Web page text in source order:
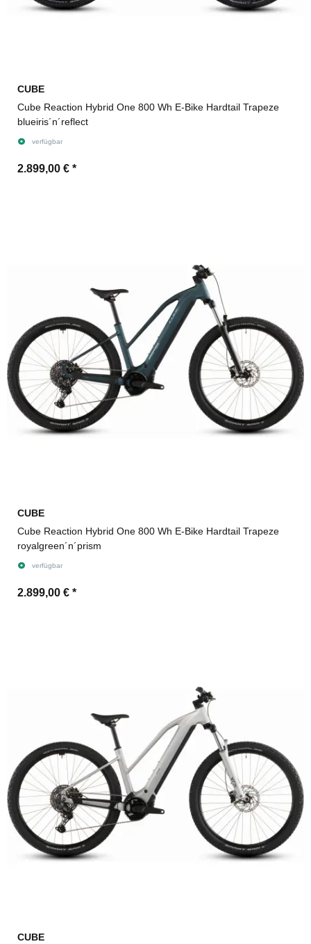
CUBE
Cube Reaction Hybrid One 800 Wh E-Bike Hardtail Trapeze
blueiris´n´reflect
verfügbar
2.899,00 € *
CUBE
Cube Reaction Hybrid One 800 Wh E-Bike Hardtail Trapeze
royalgreen´n´prism
verfügbar
2.899,00 € *
CUBE